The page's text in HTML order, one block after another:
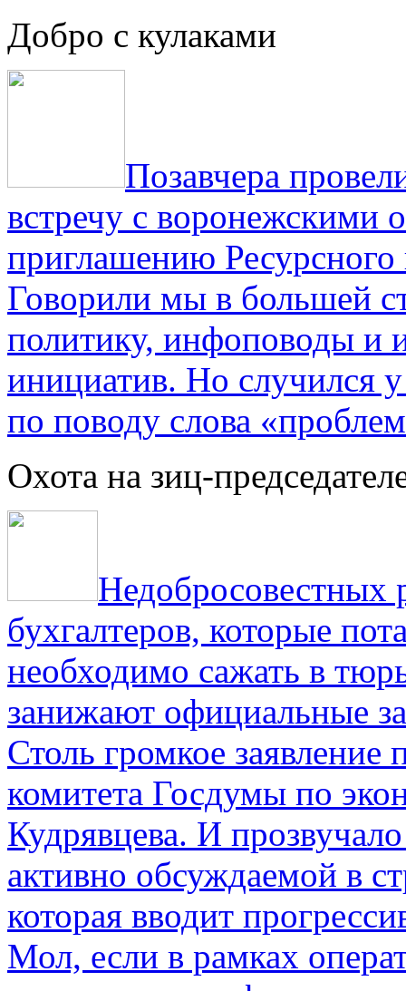
Добро с кулаками
Позавчера
встречу с воронежскими
приглашению
Говорили мы в большей
политику, инфоповоды
инициатив. Но случился
по поводу слова
Охота на зиц-
Недобросовестных
бухгалтеров, которые
необходимо сажать в
занижают официальные
Столь громкое заявление
комитета Госдумы по
Кудрявцева. И
активно обсуждаемой в
которая вводит
Мол, если в рамках